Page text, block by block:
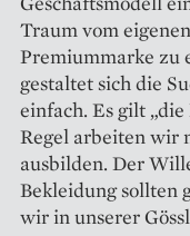
Traum vom
Premiummarke zu
gestaltet sich die
einfach. Es gilt
Regel arbeiten wir
ausbilden. Der
Bekleidung sollten
wir in unserer